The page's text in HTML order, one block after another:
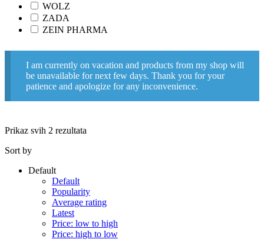
WOLZ
ZADA
ZEIN PHARMA
I am currently on vacation and products from my shop will
be unavailable for next few days. Thank you for your
patience and apologize for any inconvenience.
Prikaz svih 2 rezultata
Sort by
Default
Default
Popularity
Average rating
Latest
Price: low to high
Price: high to low